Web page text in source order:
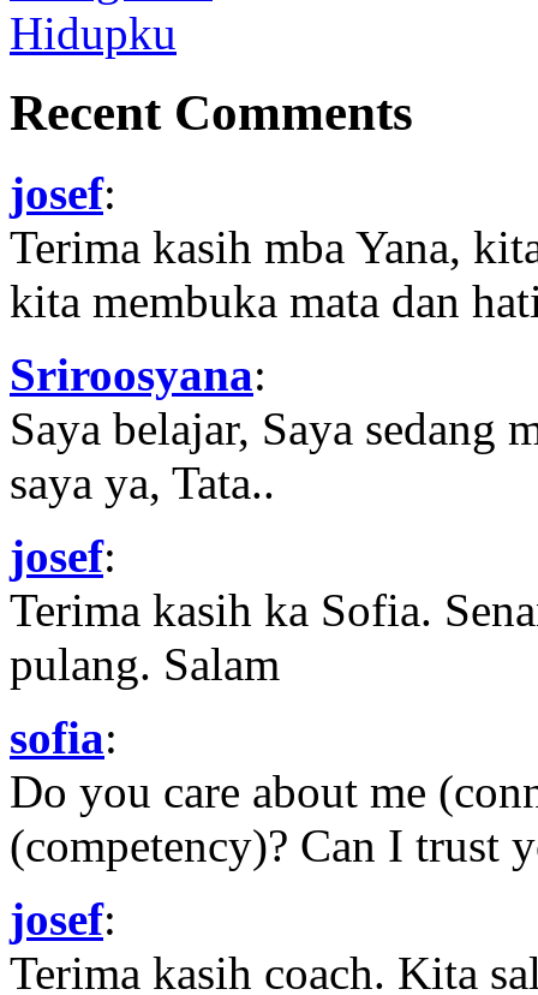
Recent Comments
josef:
Terima kasih mba Yana,
kita membuka mata dan
Sriroosyana:
Saya belajar, Saya sedang
saya ya, Tata..
josef:
Terima kasih ka Sofia.
pulang. Salam
sofia:
Do you care about me
(competency)? Can I trust
josef:
Terima kasih coach. Kita